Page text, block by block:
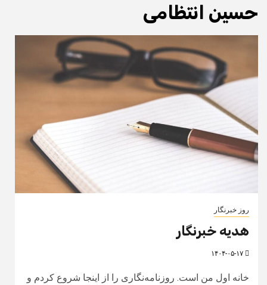
حسین انتظامی
روز خبرنگار
هدیه خبرنگار
خانه اول من است. روزنامه‌نگاری را از اینجا شروع کردم و